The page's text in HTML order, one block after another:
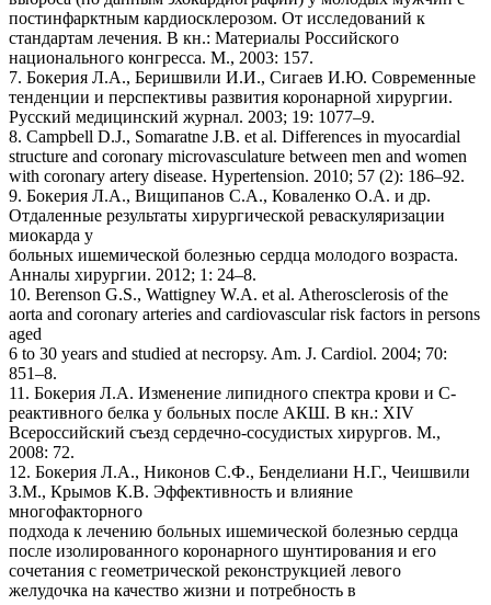
постинфарктным кардиосклерозом. От исследований к
стандартам лечения. В кн.: Материалы Российского
национального конгресса. М., 2003: 157.
7. Бокерия Л.А., Беришвили И.И., Сигаев И.Ю. Современные
тенденции и перспективы развития коронарной хирургии.
Русский медицинский журнал. 2003; 19: 1077–9.
8. Campbell D.J., Somaratne J.B. et al. Differences in myocardial
structure and coronary microvasculature between men and women
with coronary artery disease. Hypertension. 2010; 57 (2): 186–92.
9. Бокерия Л.А., Вищипанов С.А., Коваленко О.А. и др.
Отдаленные результаты хирургической реваскуляризации
миокарда у
больных ишемической болезнью сердца молодого возраста.
Анналы хирургии. 2012; 1: 24–8.
10. Berenson G.S., Wattigney W.A. et al. Atherosclerosis of the
aorta and coronary arteries and cardiovascular risk factors in persons
aged
6 to 30 years and studied at necropsy. Am. J. Cardiol. 2004; 70:
851–8.
11. Бокерия Л.А. Изменение липидного спектра крови и С-
реактивного белка у больных после АКШ. В кн.: XIV
Всероссийский съезд сердечно-сосудистых хирургов. М.,
2008: 72.
12. Бокерия Л.А., Никонов С.Ф., Бенделиани Н.Г., Чеишвили
З.М., Крымов К.В. Эффективность и влияние
многофакторного
подхода к лечению больных ишемической болезнью сердца
после изолированного коронарного шунтирования и его
сочетания с геометрической реконструкцией левого
желудочка на качество жизни и потребность в